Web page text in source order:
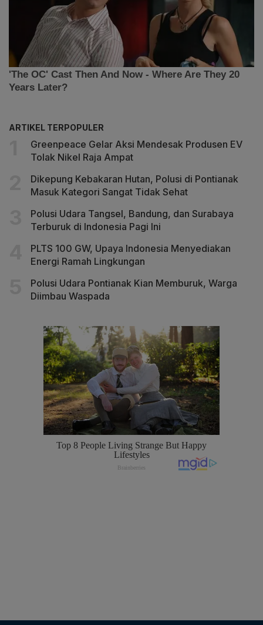
ARTIKEL TERPOPULER
Greenpeace Gelar Aksi Mendesak Produsen EV
Tolak Nikel Raja Ampat
Dikepung Kebakaran Hutan, Polusi di Pontianak
Masuk Kategori Sangat Tidak Sehat
Polusi Udara Tangsel, Bandung, dan Surabaya
Terburuk di Indonesia Pagi Ini
PLTS 100 GW, Upaya Indonesia Menyediakan
Energi Ramah Lingkungan
Polusi Udara Pontianak Kian Memburuk, Warga
Diimbau Waspada